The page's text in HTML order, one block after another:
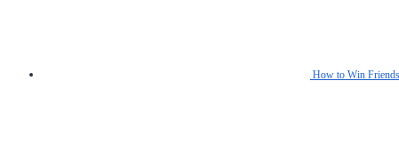
How to Win Friends